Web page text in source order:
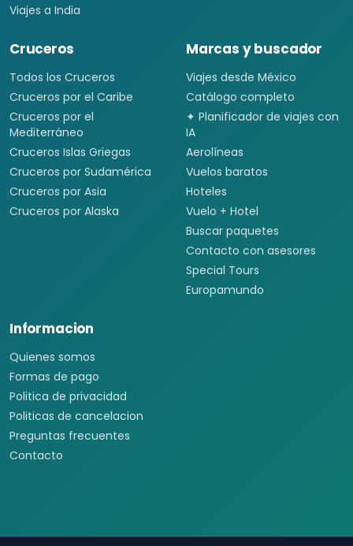
Viajes a India
Cruceros
Todos los Cruceros
Cruceros por el Caribe
Cruceros por el
Mediterráneo
Cruceros Islas Griegas
Cruceros por Sudamérica
Cruceros por Asia
Cruceros por Alaska
Marcas y buscador
Viajes desde México
Catálogo completo
✦ Planificador de viajes con
IA
Aerolíneas
Vuelos baratos
Hoteles
Vuelo + Hotel
Buscar paquetes
Contacto con asesores
Special Tours
Europamundo
Informacion
Quienes somos
Formas de pago
Politica de privacidad
Politicas de cancelacion
Preguntas frecuentes
Contacto